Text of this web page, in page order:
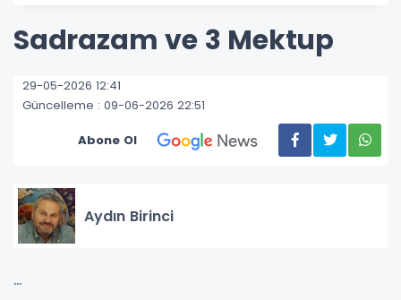
Sadrazam ve 3 Mektup
29-05-2026 12:41
Güncelleme : 09-06-2026 22:51
Abone Ol
Aydın Birinci
…